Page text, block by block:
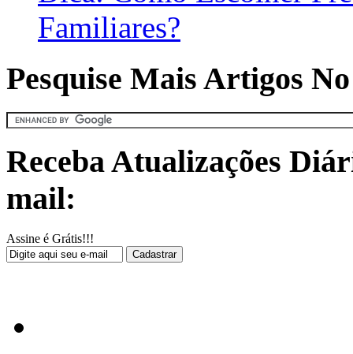
Familiares?
Pesquise Mais Artigos
Receba Atualizações
mail:
Assine é Grátis!!!